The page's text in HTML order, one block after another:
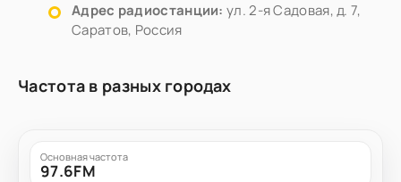
Адрес радиостанции: ул. 2-я Садовая, д. 7,
Саратов, Россия
Частота в разных городах
Основная частота
97.6FM